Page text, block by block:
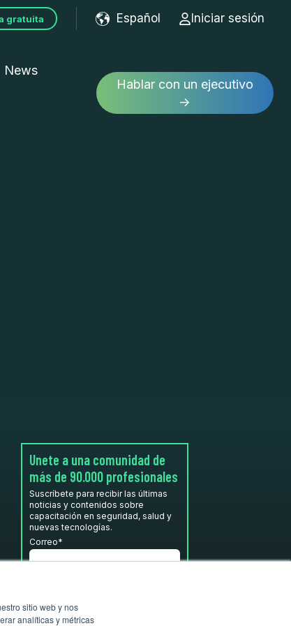
sitio web y nos
analíticas y métricas
gratuita Español
Show submenu for
Iniciar sesión
News
Hablar con un ejecutivo
→
Unete a una comunidad de
más de 90.000 profesionales
Suscríbete para recibir las últimas
noticias y contenidos sobre
capacitación en seguridad, salud y
nuevas tecnologías.
Correo*